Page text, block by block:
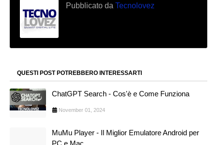
Pubblicato da Tecnolovez
QUESTI POST POTREBBERO INTERESSARTI
ChatGPT Search - Cos'è e Come Funziona
November 01, 2024
MuMu Player - Il Miglior Emulatore Android per
PC e Mac